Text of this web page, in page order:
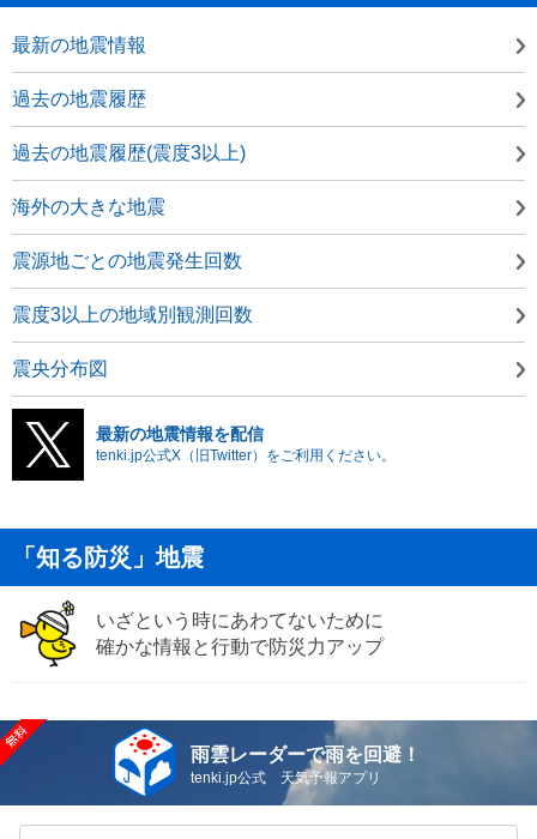
最新の地震情報
過去の地震履歴
過去の地震履歴(震度3以上)
海外の大きな地震
震源地ごとの地震発生回数
震度3以上の地域別観測回数
震央分布図
最新の地震情報を配信
tenki.jp公式X（旧Twitter）をご利用ください。
「知る防災」地震
いざという時にあわてないために
確かな情報と行動で防災力アップ
雨雲レーダーで雨を回避！
tenki.jp公式 天気予報アプリ